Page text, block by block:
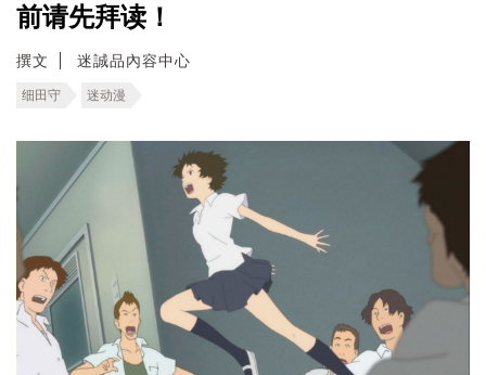
前请先拜读！
撰文 迷誠品內容中心
细田守 迷动漫